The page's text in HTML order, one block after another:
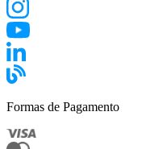
Formas de Pagamento